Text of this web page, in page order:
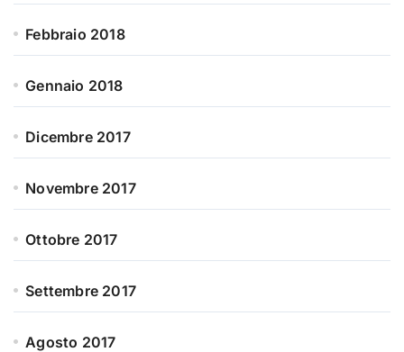
Febbraio 2018
Gennaio 2018
Dicembre 2017
Novembre 2017
Ottobre 2017
Settembre 2017
Agosto 2017